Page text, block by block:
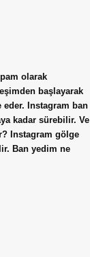
olarak
başlayarak
eder. Instagram ban
kadar sürebilir. Ve
Instagram gölge
Ban yedim ne